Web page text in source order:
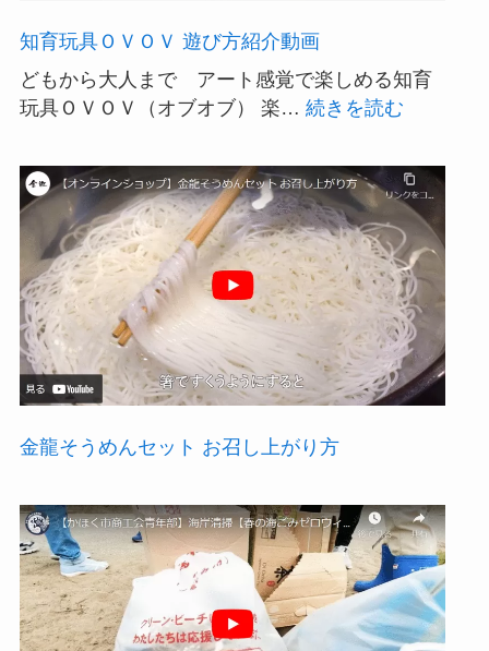
知育玩具ＯＶＯＶ 遊び方紹介動画
どもから大人まで アート感覚で楽しめる知育
玩具ＯＶＯＶ（オブオブ） 楽… 続きを読む:
育
玩
具
Ｏ
Ｖ
Ｏ
Ｖ
遊
び
動
画
金龍そうめんセット お召し上がり方